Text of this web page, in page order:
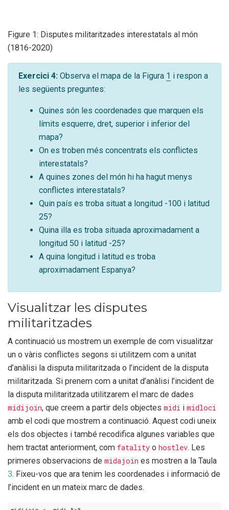
Figure 1: Disputes militaritzades interestatals al món
(1816-2020)
Exercici 4: Observa el mapa de la Figura 1 i respon a
les següents preguntes:
Quines són les coordenades que marquen els
límits esquerre, dret, superior i inferior del
mapa?
On es troben més concentrats els conflictes
interestatals?
A quines zones del món hi ha hagut menys
conflictes interestatals?
Quin país es troba situat a longitud -100 i latitud
25?
Quina illa es troba situada aproximadament a
longitud 50 i latitud -25?
A quina longitud i latitud es troba
aproximadament Espanya?
Visualitzar les disputes
militaritzades
A continuació us mostrem un exemple de com visualitzar
un o vàris conflictes segons si utilitzem com a unitat
d’anàlisi la disputa militaritzada o l’incident de la disputa
militaritzada. Si prenem com a unitat d’anàlisi l’incident de
la disputa militaritzada utilitzarem el marc de dades
midijoin, que creem a partir dels objectes midi i midloci
amb el codi que mostrem a continuació. Aquest codi uneix
els dos objectes i també recodifica algunes variables que
hem tractat anteriorment, com fatality o hostlev. Les
primeres observacions de midajoin es mostren a la Taula
3. Fixeu-vos que ara tenim les coordenades i informació de
l’incident en un mateix marc de dades.